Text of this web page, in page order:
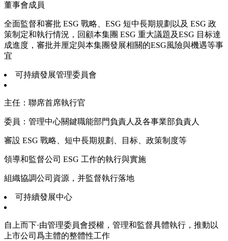
董事會成員
全面監督和審批 ESG 戰略、ESG 短中長期規劃以及 ESG 政
策制定和執行情況，回顧本集團 ESG 重大議題及ESG 目标達
成進度，審批并厘定與本集團發展相關的ESG風險與機遇等事
宜
可持續發展管理委員會
主任：聯席首席執行官
委員：管理中心關鍵職能部門負責人及各事業部負責人
審設 ESG 戰略、短中長期規劃、目标、政策制度等
領導和監督公司 ESG 工作的執行與實施
組織協調公司資源，并監督執行落地
可持續發展中心
自上而下·由管理委員會授權，管理和監督具體執行，推動以
上市公司爲主體的整體性工作